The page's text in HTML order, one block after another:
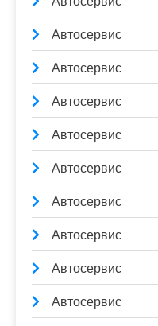
Автосервис
Автосервис
Автосервис
Автосервис
Автосервис
Автосервис
Автосервис
Автосервис
Автосервис